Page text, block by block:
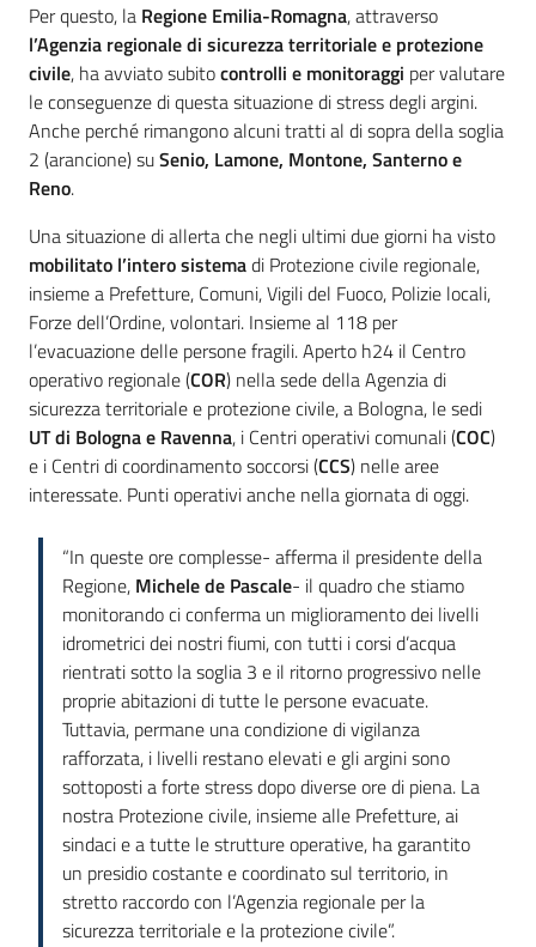
Per questo, la Regione Emilia-Romagna, attraverso
l’Agenzia regionale di sicurezza territoriale e protezione
civile, ha avviato subitocontrolli e monitoraggi per valutare
le conseguenze di questa situazione di stress degli argini.
Anche perché rimangono alcuni tratti al di sopra della soglia
2 (arancione) suSenio, Lamone, Montone, Santerno e
Reno.
Una situazione di allerta che negli ultimi due giorni ha visto
mobilitato l’intero sistemadi Protezione civile regionale,
insieme a Prefetture, Comuni, Vigili del Fuoco, Polizie locali,
Forze dell’Ordine, volontari. Insieme al 118 per
l’evacuazione delle persone fragili. Aperto h24 il Centro
operativo regionale (COR) nella sede della Agenzia di
sicurezza territoriale e protezione civile, a Bologna, le sedi
UT di Bologna e Ravenna, i Centri operativi comunali (COC)
e i Centri di coordinamento soccorsi (CCS) nelle aree
interessate. Punti operativi anche nella giornata di oggi.
“In queste ore complesse- afferma il presidente della
Regione, Michele de Pascale- il quadro che stiamo
monitorando ci conferma un miglioramento dei livelli
idrometrici dei nostri fiumi, con tutti i corsi d’acqua
rientrati sotto la soglia 3 e il ritorno progressivo nelle
proprie abitazioni di tutte le persone evacuate.
Tuttavia, permane una condizione di vigilanza
rafforzata, i livelli restano elevati e gli argini sono
sottoposti a forte stress dopo diverse ore di piena. La
nostra Protezione civile, insieme alle Prefetture, ai
sindaci e a tutte le strutture operative, ha garantito
un presidio costante e coordinato sul territorio, in
stretto raccordo con l’Agenzia regionale per la
sicurezza territoriale e la protezione civile”.